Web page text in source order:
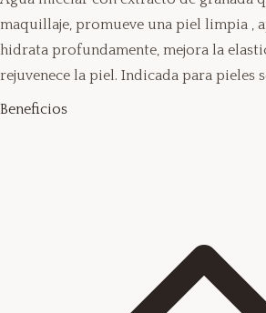
maquillaje, promueve una piel limpia ,
hidrata profundamente, mejora la
rejuvenece la piel. Indicada para pieles
Beneficios